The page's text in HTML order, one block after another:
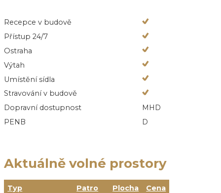
Recepce v budově
Přístup 24/7
Ostraha
Výtah
Umístění sídla
Stravování v budově
Dopravní dostupnost
MHD
PENB
D
Aktuálně volné prostory
Typ Patro Plocha Cena